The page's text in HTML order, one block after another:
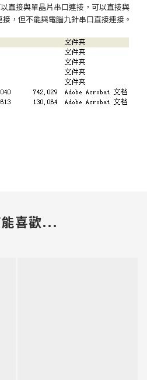
直接與單晶片串口連接，可以直接與
，但不能與電腦九針串口直接連接。
喜歡...